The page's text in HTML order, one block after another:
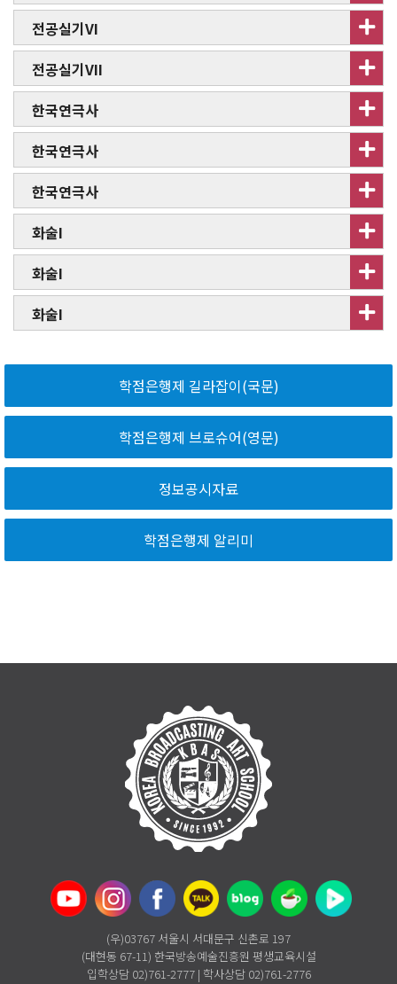
전공실기VI
전공실기VII
한국연극사
한국연극사
한국연극사
화술I
화술I
화술I
학점은행제 길라잡이(국문)
학점은행제 브로슈어(영문)
정보공시자료
학점은행제 알리미
(우)03767 서울시 서대문구 신촌로 197
(대현동 67-11) 한국방송예술진흥원 평생교육시설
입학상담 02)761-2777 | 학사상담 02)761-2776